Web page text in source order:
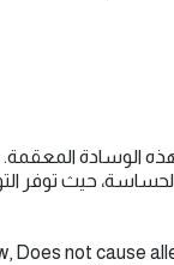
الوسادة
حيث توفر
Does not cause